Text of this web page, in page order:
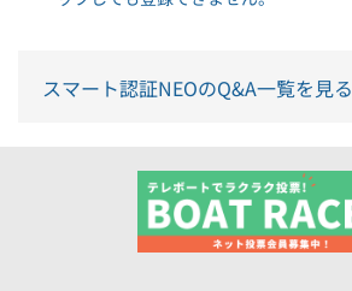
スマート認証NEOのQ&A一覧を見る